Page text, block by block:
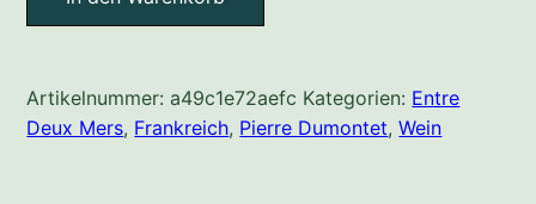
Artikelnummer:a49c1e72aefc Kategorien: Entre
Deux Mers, Frankreich, Pierre Dumontet,Wein